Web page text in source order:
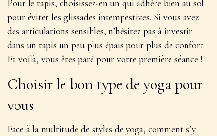
Pour le tapis, choisissez-en un qui adhère bien au sol
pour éviter les glissades intempestives. Si vous avez
des articulations sensibles, n’hésitez pas à investir
dans un tapis un peu plus épais pour plus de confort.
Et voilà, vous êtes paré pour votre première séance !
Choisir le bon type de yoga pour
vous
Face à la multitude de styles de yoga, comment s’y